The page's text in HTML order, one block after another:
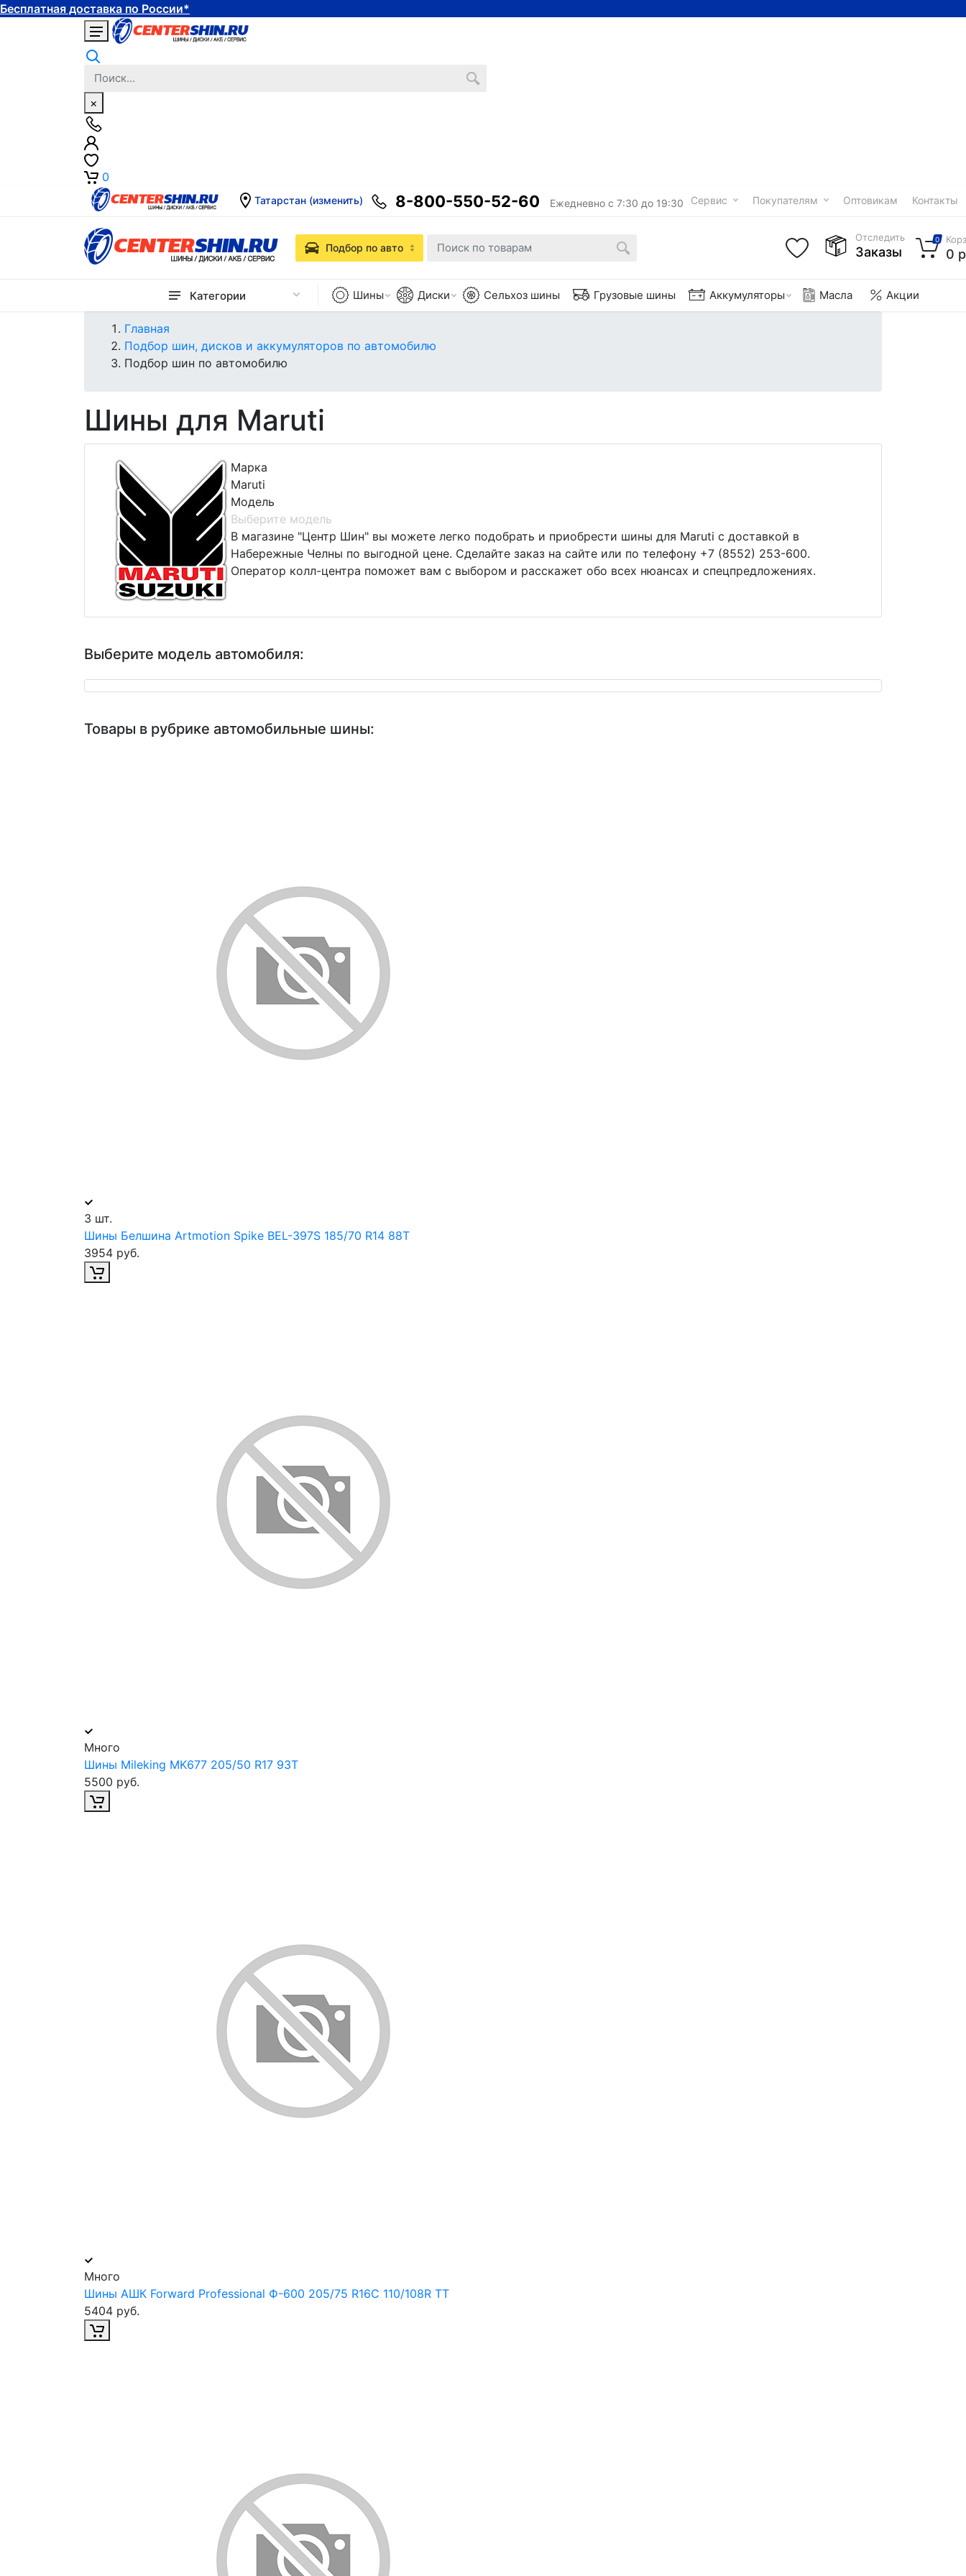
Бесплатная доставка по России*
×
0
Татарстан (изменить) 8-800-550-52-60 Ежедневно с 7:30 до 19:30 Сервис Покупателям Оптовикам Контакты
Категории Шины Диски Сельхоз шины Грузовые шины Аккумуляторы Масла Акции
Подбор по авто
Отследить
Заказы
0
0
Главная
Подбор шин, дисков и аккумуляторов по автомобилю
Подбор шин по автомобилю
Шины для Maruti
Марка
Maruti
Модель
Выберите модель
В магазине "Центр Шин" вы можете легко подобрать и приобрести шины для Maruti с доставкой в
Набережные Челны по выгодной цене. Сделайте заказ на сайте или по телефону +7 (8552) 253-600.
Оператор колл-центра поможет вам с выбором и расскажет обо всех нюансах и спецпредложениях.
Выберите модель автомобиля:
Товары в рубрике автомобильные шины:
3 шт.
Шины Белшина Artmotion Spike BEL-397S 185/70 R14 88T
3954 руб.
Много
Шины Mileking MK677 205/50 R17 93T
5500 руб.
Много
Шины АШК Forward Professional Ф-600 205/75 R16C 110/108R ТТ
5404 руб.